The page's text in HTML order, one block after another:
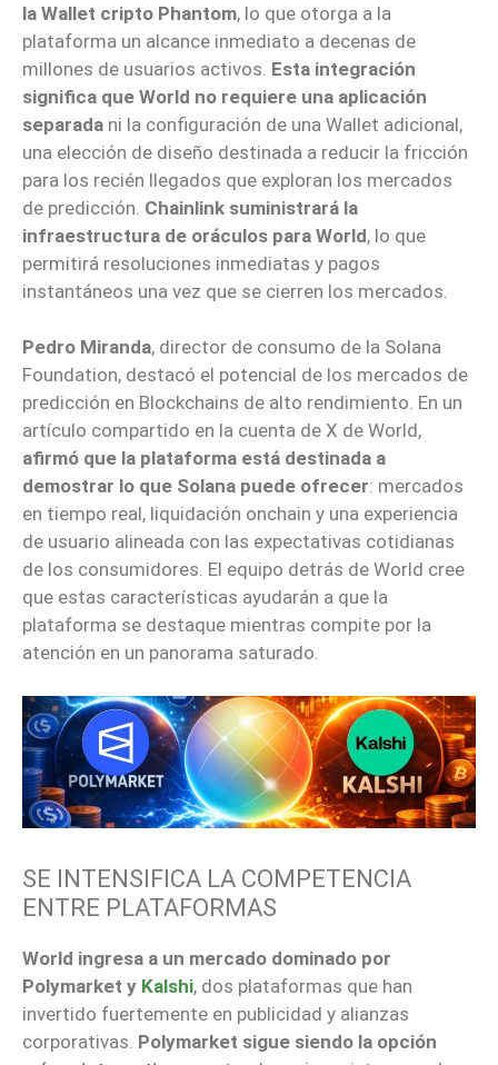
la Wallet cripto Phantom, lo que otorga a la
plataforma un alcance inmediato a decenas de
millones de usuarios activos. Esta integración
significa que World no requiere una aplicación
separada ni la configuración de una Wallet adicional,
una elección de diseño destinada a reducir la fricción
para los recién llegados que exploran los mercados
de predicción. Chainlink suministrará la
infraestructura de oráculos para World, lo que
permitirá resoluciones inmediatas y pagos
instantáneos una vez que se cierren los mercados.
Pedro Miranda, director de consumo de la Solana
Foundation, destacó el potencial de los mercados de
predicción en Blockchains de alto rendimiento. En un
artículo compartido en la cuenta de X de World,
afirmó que la plataforma está destinada a
demostrar lo que Solana puede ofrecer: mercados
en tiempo real, liquidación onchain y una experiencia
de usuario alineada con las expectativas cotidianas
de los consumidores. El equipo detrás de World cree
que estas características ayudarán a que la
plataforma se destaque mientras compite por la
atención en un panorama saturado.
SE INTENSIFICA LA COMPETENCIA
ENTRE PLATAFORMAS
World ingresa a un mercado dominado por
Polymarket y Kalshi, dos plataformas que han
invertido fuertemente en publicidad y alianzas
corporativas. Polymarket sigue siendo la opción